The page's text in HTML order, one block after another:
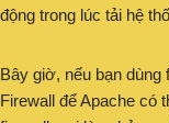
động trong lúc tải hệ
Bây giờ, nếu bạn dùng
Firewall để Apache có